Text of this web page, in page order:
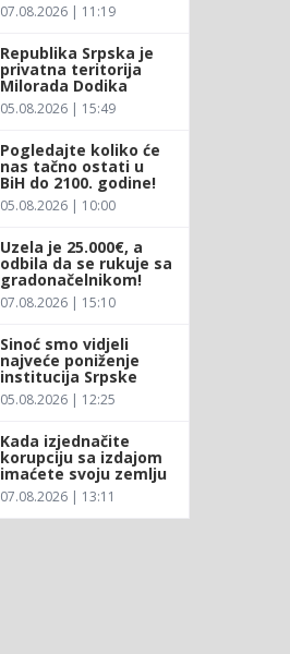
07.08.2026 | 11:19
Republika Srpska je
privatna teritorija
Milorada Dodika
05.08.2026 | 15:49
Pogledajte koliko će
nas tačno ostati u
BiH do 2100. godine!
05.08.2026 | 10:00
Uzela je 25.000€, a
odbila da se rukuje sa
gradonačelnikom!
07.08.2026 | 15:10
Sinoć smo vidjeli
najveće poniženje
institucija Srpske
05.08.2026 | 12:25
Kada izjednačite
korupciju sa izdajom
imaćete svoju zemlju
07.08.2026 | 13:11